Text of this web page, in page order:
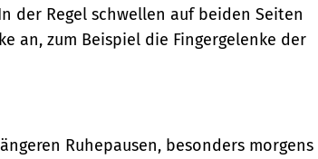
der Regel schwellen auf beiden Seiten
an, zum Beispiel die Fingergelenke der
Ruhepausen, besonders morgens